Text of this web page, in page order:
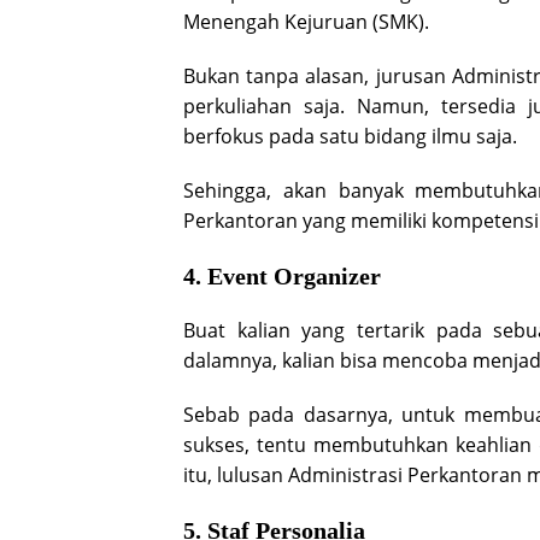
Menengah Kejuruan (SMK).
Bukan tanpa alasan, jurusan
perkuliahan saja. Namun, tersedia
berfokus pada satu bidang ilmu saja.
Sehingga, akan banyak
Perkantoran yang memiliki
4. Event Organizer
Buat kalian yang tertarik pada
dalamnya, kalian bisa mencoba
Sebab pada dasarnya, untuk
sukses, tentu membutuhkan
itu, lulusan Administrasi Perkantoran
5. Staf Personalia